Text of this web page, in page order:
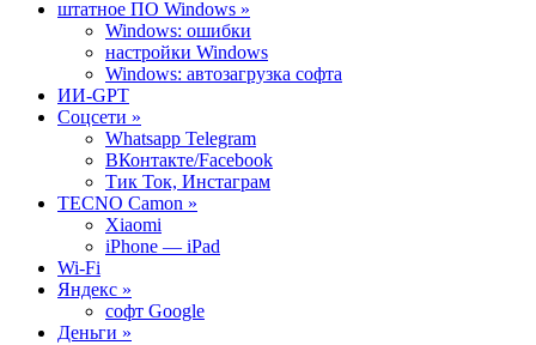
штатное ПО Windows »
Windows: ошибки
настройки Windows
Windows: автозагрузка софта
ИИ-GPT
Cоцсети »
Whatsapp Telegram
ВКонтакте/Facebook
Тик Ток, Инстаграм
TECNO Camon »
Xiaomi
iPhone — iPad
Wi-Fi
Яндекс »
софт Google
Деньги »